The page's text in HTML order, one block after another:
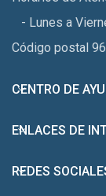
- Lunes a
Código postal
CENTRO DE
ENLACES DE
REDES